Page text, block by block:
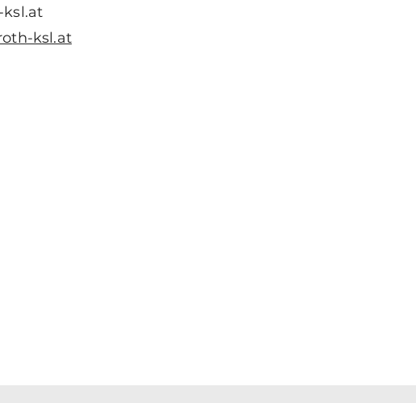
ksl.at